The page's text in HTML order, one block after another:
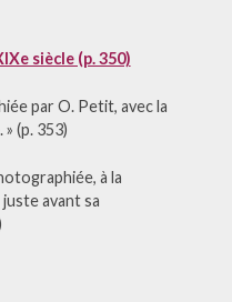
siècle (p. 350)
par O. Petit, avec la
(p. 353)
à la
avant sa